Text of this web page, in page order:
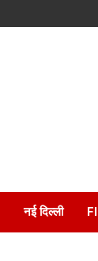
नई दिल्ली